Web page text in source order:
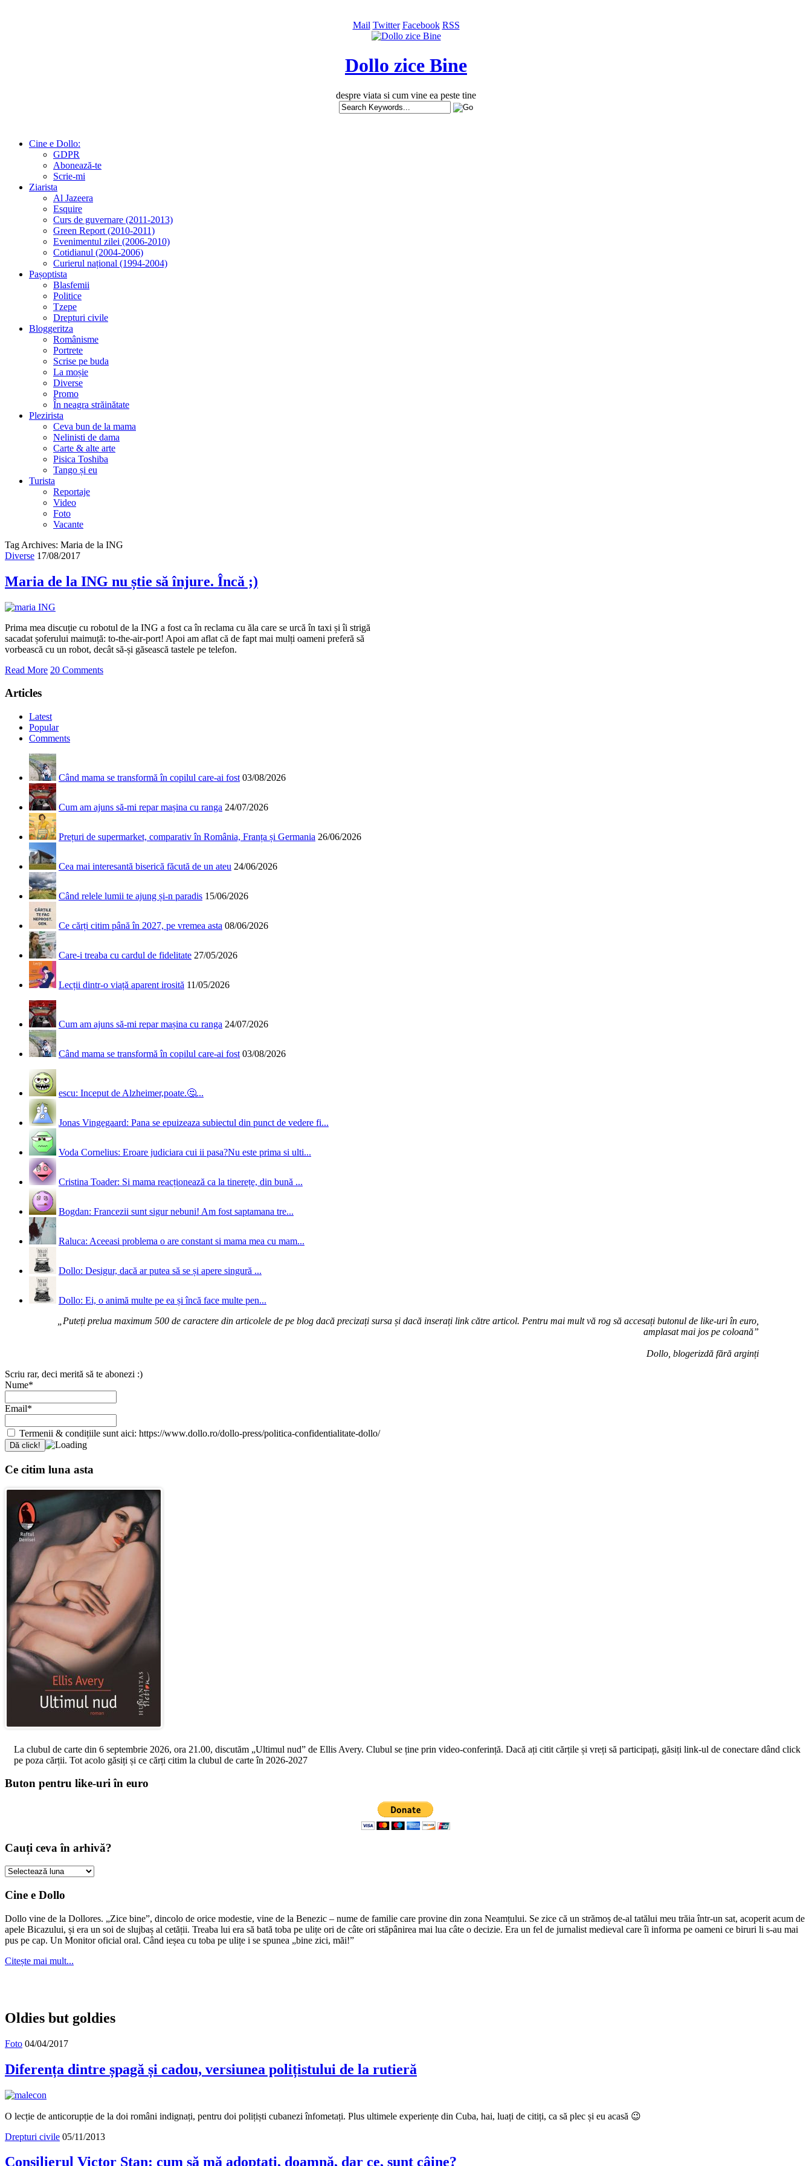
Mail Twitter Facebook RSS
Dollo zice Bine
despre viata si cum vine ea peste tine
Cine e Dollo:
GDPR
Abonează-te
Scrie-mi
Ziarista
Al Jazeera
Esquire
Curs de guvernare (2011-2013)
Green Report (2010-2011)
Evenimentul zilei (2006-2010)
Cotidianul (2004-2006)
Curierul național (1994-2004)
Pașoptista
Blasfemii
Politice
Tzepe
Drepturi civile
Bloggeritza
Românisme
Portrete
Scrise pe buda
La moșie
Diverse
Promo
În neagra străinătate
Plezirista
Ceva bun de la mama
Nelinisti de dama
Carte & alte arte
Pisica Toshiba
Tango și eu
Turista
Reportaje
Video
Foto
Vacante
Tag Archives: Maria de la ING
Diverse 17/08/2017
Maria de la ING nu știe să înjure. Încă ;)
Prima mea discuție cu robotul de la ING a fost ca în reclama cu ăla care se urcă în taxi și îi strigă
sacadat șoferului maimuță: to-the-air-port! Apoi am aflat că de fapt mai mulți oameni preferă să
vorbească cu un robot, decât să-și găsească tastele pe telefon.
Read More 20 Comments
Articles
Latest
Popular
Comments
Când mama se transformă în copilul care-ai fost 03/08/2026
Cum am ajuns să-mi repar mașina cu ranga 24/07/2026
Prețuri de supermarket, comparativ în România, Franța și Germania 26/06/2026
Cea mai interesantă biserică făcută de un ateu 24/06/2026
Când relele lumii te ajung și-n paradis 15/06/2026
Ce cărți citim până în 2027, pe vremea asta 08/06/2026
Care-i treaba cu cardul de fidelitate 27/05/2026
Lecții dintr-o viață aparent irosită 11/05/2026
Cum am ajuns să-mi repar mașina cu ranga 24/07/2026
Când mama se transformă în copilul care-ai fost 03/08/2026
escu: Inceput de Alzheimer,poate.🤔...
Jonas Vingegaard: Pana se epuizeaza subiectul din punct de vedere fi...
Voda Cornelius: Eroare judiciara cui ii pasa?Nu este prima si ulti...
Cristina Toader: Si mama reacționează ca la tinerețe, din bună ...
Bogdan: Francezii sunt sigur nebuni! Am fost saptamana tre...
Raluca: Aceeasi problema o are constant si mama mea cu mam...
Dollo: Desigur, dacă ar putea să se și apere singură ...
Dollo: Ei, o animă multe pe ea și încă face multe pen...
„Puteți prelua maximum 500 de caractere din articolele de pe blog dacă precizați sursa și dacă inserați link către articol. Pentru mai mult vă rog să accesați butonul de like-uri în euro,
amplasat mai jos pe coloană”
Dollo, blogerizdă fără arginți
Scriu rar, deci merită să te abonezi :)
Nume*
Email*
Termenii & condițiile sunt aici: https://www.dollo.ro/dollo-press/politica-confidentialitate-dollo/
Ce citim luna asta
La clubul de carte din 6 septembrie 2026, ora 21.00, discutăm „Ultimul nud” de Ellis Avery. Clubul se ține prin video-conferință. Dacă ați citit cărțile și vreți să participați, găsiți link-ul de conectare dând click
pe poza cărții. Tot acolo găsiți și ce cărți citim la clubul de carte în 2026-2027
Buton pentru like-uri în euro
Cauți ceva în arhivă?
Cauți
în
Cine e Dollo
Dollo vine de la Dollores. „Zice bine”, dincolo de orice modestie, vine de la Benezic – nume de familie care provine din zona Neamțului. Se zice că un strămoș de-al tatălui meu trăia într-un sat, acoperit acum de
apele Bicazului, și era un soi de slujbaș al cetății. Treaba lui era să bată toba pe ulițe ori de câte ori stăpânirea mai lua câte o decizie. Era un fel de jurnalist medieval care îi informa pe oameni ce biruri li s-au mai
pus pe cap. Un Monitor oficial oral. Când ieșea cu toba pe ulițe i se spunea „bine zici, măi!”
Citește mai mult...
Oldies but goldies
Foto 04/04/2017
Diferența dintre șpagă și cadou, versiunea polițistului de la rutieră
O lecție de anticorupție de la doi români indignați, pentru doi polițiști cubanezi înfometați. Plus ultimele experiențe din Cuba, hai, luați de citiți, ca să plec și eu acasă 😉
Drepturi civile 05/11/2013
Consilierul Victor Stan: cum să mă adoptați, doamnă, dar ce, sunt câine?